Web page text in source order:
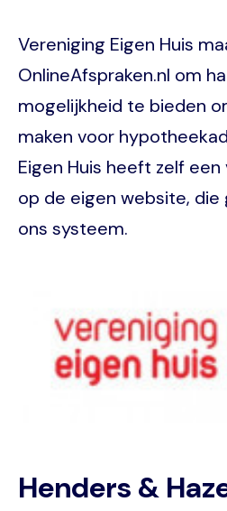
Vereniging Eigen Huis
OnlineAfspraken.nl om
mogelijkheid te bieden
maken voor
Eigen Huis heeft zelf
op de eigen website, die
ons systeem.
Henders &